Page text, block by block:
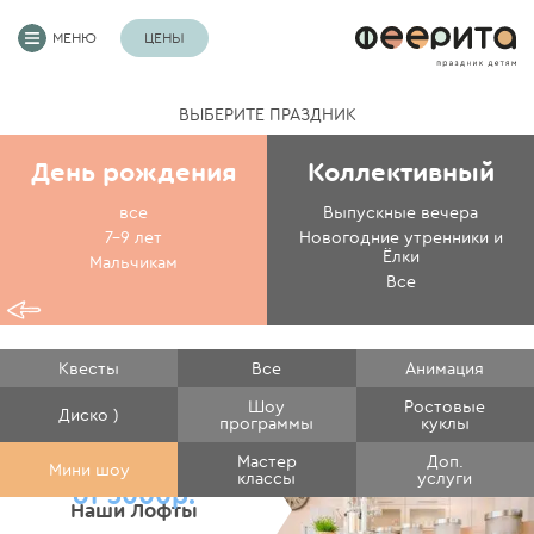
МЕНЮ ЦЕНЫ
ВЫБЕРИТЕ ПРАЗДНИК
День рождения
все
7-9 лет
Мальчикам
Коллективный
Выпускные вечера
Новогодние утренники и
Ёлки
Все
Квесты Все Анимация
Диско ) Шоу
программы
Ростовые
куклы
Мини шоу Мастер
классы
Доп.
услуги
Наши Лофты
от 3000р.